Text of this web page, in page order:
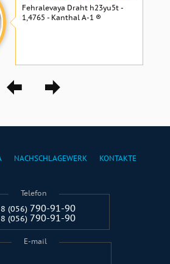
Fehralevaya Draht h23yu5t -
1,4765 - Kanthal A-1 ®
NACHSCHLAGEWERK KONTAKTE
Telefon
(056) 790-91-90
(056) 790-91-90
E-mail